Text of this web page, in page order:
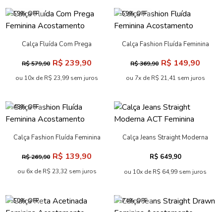
-59% OFF
Calça Fluída Com Prega
R$ 579,90 R$ 239,90
ou 10x de R$ 23,99 sem juros
-59% OFF
Calça Fashion Fluída Feminina
R$ 369,90 R$ 149,90
ou 7x de R$ 21,41 sem juros
-48% OFF
Calça Fashion Fluída Feminina
R$ 269,90 R$ 139,90
ou 6x de R$ 23,32 sem juros
Calça Jeans Straight Moderna
R$ 649,90
ou 10x de R$ 64,99 sem juros
-50% OFF -74% OFF